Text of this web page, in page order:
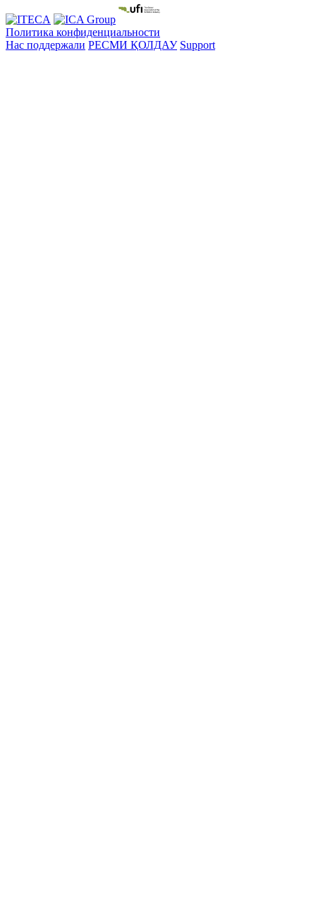
Политика конфиденциальности
Нас поддержали РЕСМИ ҚОЛДАУ Support